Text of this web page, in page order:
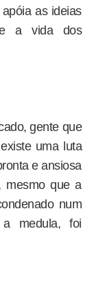
as ideias
a vida dos
gente que
uma luta
e ansiosa
mesmo que a
num
medula, foi